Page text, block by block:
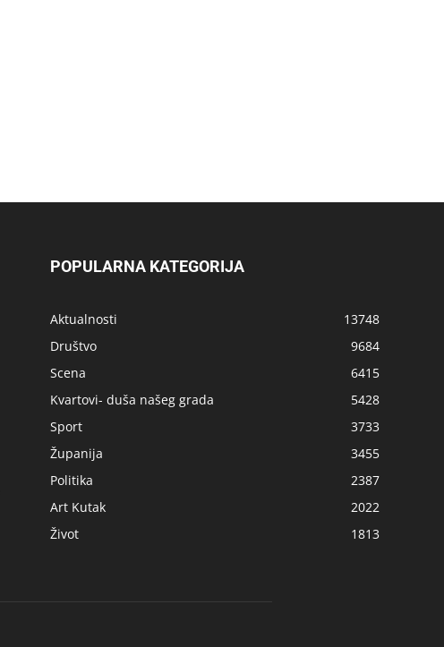
POPULARNA KATEGORIJA
Aktualnosti
13748
Društvo
9684
Scena
6415
Kvartovi- duša našeg grada
5428
Sport
3733
Županija
3455
Politika
2387
Art Kutak
2022
Život
1813